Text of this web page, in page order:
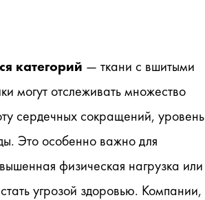
категорий — ткани с вшитыми
могут отслеживать множество
сердечных сокращений, уровень
Это особенно важно для
физическая нагрузка или
угрозой здоровью. Компании,